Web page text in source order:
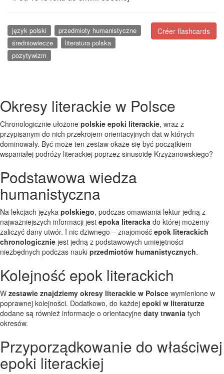
Créer flashcards
język polski
przedmioty humanistyczne
średniowiecze
literatura polska
pozytywizm
Okresy literackie w Polsce
Chronologicznie ułożone polskie epoki literackie, wraz z
przypisanym do nich przekrojem orientacyjnych dat w których
dominowały. Być może ten zestaw okaże się być początkiem
wspaniałej podróży literackiej poprzez sinusoidę Krzyżanowskiego?
Podstawowa wiedza
humanistyczna
Na lekcjach języka polskiego, podczas omawiania lektur jedną z
najważniejszych informacji jest epoka literacka do której możemy
zaliczyć dany utwór. I nic dziwnego – znajomość epok literackich
chronologicznie jest jedną z podstawowych umiejętności
niezbędnych podczas nauki przedmiotów humanistycznych.
Kolejność epok literackich
W zestawie znajdziemy okresy literackie w Polsce wymienione w
poprawnej kolejności. Dodatkowo, do każdej epoki w literaturze
dodane są również informacje o orientacyjne daty trwania tych
okresów.
Przyporządkowanie do właściwej
epoki literackiej